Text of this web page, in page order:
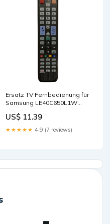
Ersatz TV Fernbedienung für
Samsung LE40C650L1W
US$ 11.39
★★★★★ 4.9 (7 reviews)